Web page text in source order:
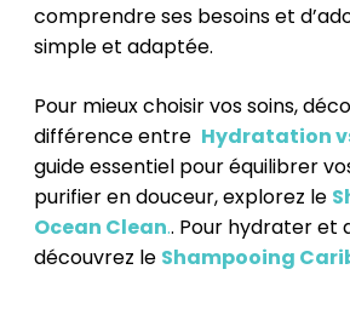
comprendre ses besoins et
simple et adaptée.
Pour mieux choisir vos soins,
différence entre Hydratation
guide essentiel pour équilibrer
purifier en douceur, explorez le
Ocean Clean.. Pour hydrater et
découvrez le Shampooing